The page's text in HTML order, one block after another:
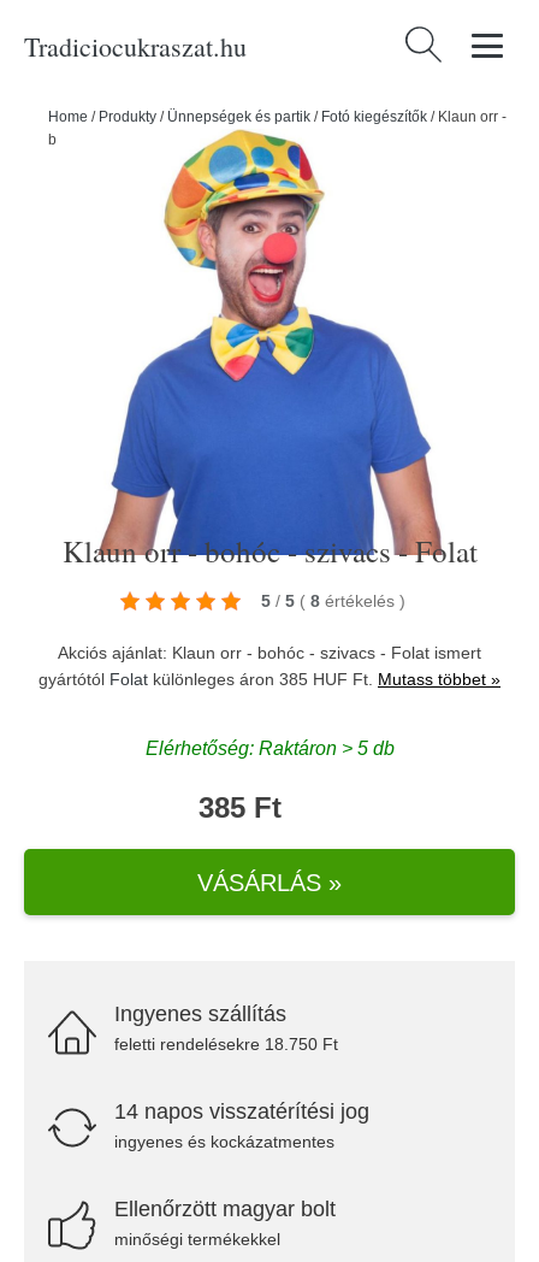
Tradiciocukraszat.hu Keresés:
Home / Produkty / Ünnepségek és partik / Fotó kiegészítők / Klaun orr -
bohóc - szivacs - Folat
Klaun orr - bohóc - szivacs - Folat
5 / 5 ( 8 értékelés )
Akciós ajánlat: Klaun orr - bohóc - szivacs - Folat ismert
gyártótól Folat különleges áron 385 HUF Ft. Mutass többet »
Elérhetőség: Raktáron > 5 db
385 Ft
VÁSÁRLÁS »
Ingyenes szállítás
feletti rendelésekre 18.750 Ft
14 napos visszatérítési jog
ingyenes és kockázatmentes
Ellenőrzött magyar bolt
minőségi termékekkel